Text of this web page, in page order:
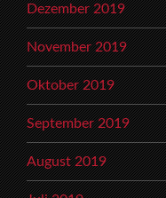
Dezember 2019
November 2019
Oktober 2019
September 2019
August 2019